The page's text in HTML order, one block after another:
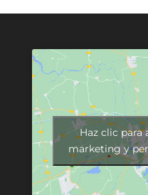
Haz clic para
marketing y